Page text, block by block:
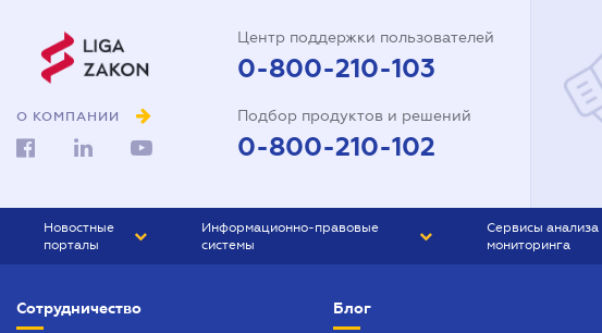
О КОМПАНИИ
Центр поддержки пользователей
0-800-210-103
Подбор продуктов и решений
0-800-210-102
Новостные
порталы
БИЗНЕС
Информационно-правовые
системы
Сервисы анализа
мониторинга
Сотрудничество Блог